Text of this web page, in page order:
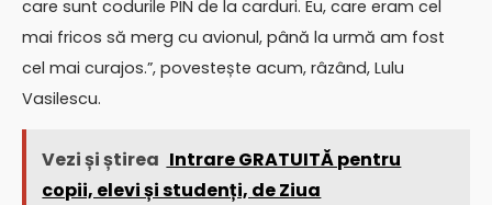
care sunt codurile PIN de la carduri. Eu, care eram cel
mai fricos să merg cu avionul, până la urmă am fost
cel mai curajos.”, povestește acum, râzând, Lulu
Vasilescu.
Vezi și știrea Intrare GRATUITĂ pentru
copii, elevi și studenți, de Ziua